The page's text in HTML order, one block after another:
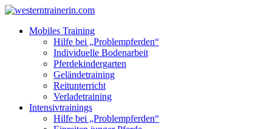
Mobiles Training
Hilfe bei „Problempferden“
Individuelle Bodenarbeit
Pferdekindergarten
Geländetraining
Reitunterricht
Verladetraining
Intensivtrainings
Hilfe bei „Problempferden“